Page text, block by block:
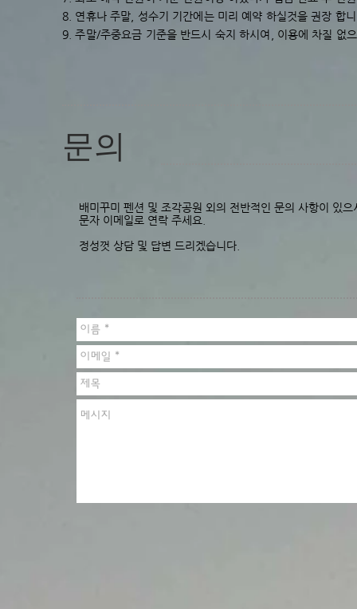
8. 연휴나 주말, 성수기 기간에는 미리 예약 하실것을 권장 합
9. 주말/주중요금 기준을 반드시 숙지 하시여, 이용에 차질 없
문의
배미꾸미 펜션 및 조각공원 외의 전반적인 문의 사항이 있으
문자 이메일로 연락 주세요.
정성껏 상담 및 답변 드리겠습니다.